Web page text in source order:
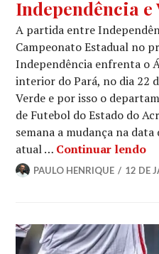
Independência e
A partida entre
Campeonato Estadual no
Independência enfrenta o
interior do Pará, no dia 22
Verde e por isso o
de Futebol do Estado do
semana a mudança na
atual … Continuar lendo
PAULO HENRIQUE 12 DE